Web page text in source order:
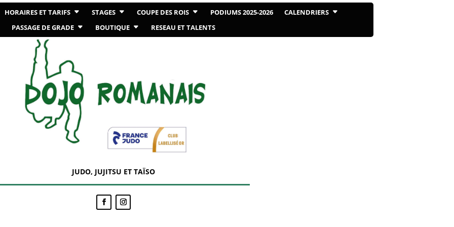
HORAIRES ET TARIFS STAGES COUPE DES ROIS PODIUMS 2025-2026
CALENDRIERS
PASSAGE DE GRADE
BOUTIQUE RESEAU ET TALENTS
JUDO, JUJITSU ET TAÏSO